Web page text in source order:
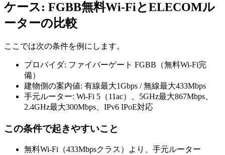
ケース: FGBB無料Wi-FiとELECOMル
ーターの比較
ここでは次の条件を例にします。
プロバイダ: ファイバーゲート FGBB（無料Wi-Fi完
備）
建物側の案内値: 有線最大1Gbps / 無線最大433Mbps
手元ルーター: Wi-Fi 5（11ac）、5GHz最大867Mbps、
2.4GHz最大300Mbps、IPv6 IPoE対応
この条件で起きやすいこと
無料Wi-Fi（433Mbpsクラス）より、手元ルーター